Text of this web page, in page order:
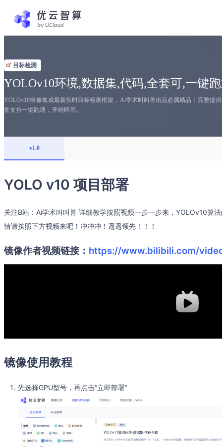
目标检测
YOLOv10环境,数据集,代码,全套可,一键
YOLOv10镜像集成最新实时目标检测框架，Ai学术叫叫兽出品必属精品！完整提
套支持一键跑通，开箱即用。
v1.0
YOLO v10 项目部署
关注B站：Ai学术叫叫兽 详细教学按照视频一步一步来，YOLOv10算
情请按照下方视频来吧！冲冲冲！遥遥领先！！！
镜像作者视频链接： https://www.bilibili.com/
镜像使用教程
先选择GPU型号，再点击“立即部署”